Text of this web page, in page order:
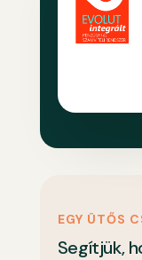
EGY ÜTŐS
Segítjük,